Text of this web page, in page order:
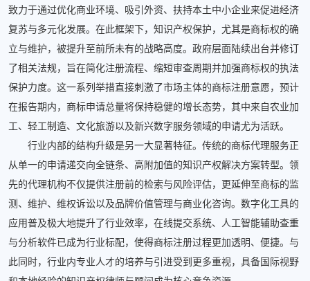
致力于通过优化商业环境、吸引外资、扶持本土中小企业来促进经济
复苏与多元化发展。在此框架下，知识产权保护，尤其是商标权的确
立与维护，被提升至前所未有的战略高度。政府层面陆续出台并修订
了相关法规，旨在简化注册流程、缩短审查周期并加强商标权的执法
保护力度。这一系列举措直接刺激了市场主体的商标注册意愿，预计
在报告期内，商标申请总量将保持稳健的增长态势，其中来自农业加
工、轻工制造、文化旅游以及新兴数字服务领域的申请尤为活跃。
行业内部的结构升级是另一大显著特征。传统的商标代理服务正
从单一的申请递交向全链条、高附加值的知识产权解决方案转型。领
先的代理机构不仅提供注册前的检索与风险评估，更延伸至商标的监
测、维护、维权诉讼以及品牌价值管理与商业化咨询。数字化工具的
应用普及极大地提升了行业效率，在线提交系统、人工智能辅助查重
与分析软件已成为行业标配，使得商标注册过程更加透明、便捷。与
此同时，行业内专业人才的培养与引进受到更多重视，具备国际视野